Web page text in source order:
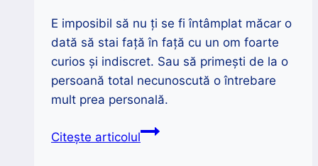
E imposibil să nu ți se fi întâmplat măcar o
dată să stai față în față cu un om foarte
curios și indiscret. Sau să primești de la o
persoană total necunoscută o întrebare
mult prea personală.
Citește articolulCum